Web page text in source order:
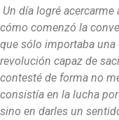
Un día logré acercarme
cómo comenzó la
que sólo importaba una
revolución capaz de
contesté de forma no
consistía en la lucha
sino en darles un